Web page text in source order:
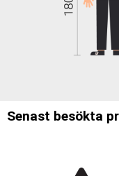
Senast besökta